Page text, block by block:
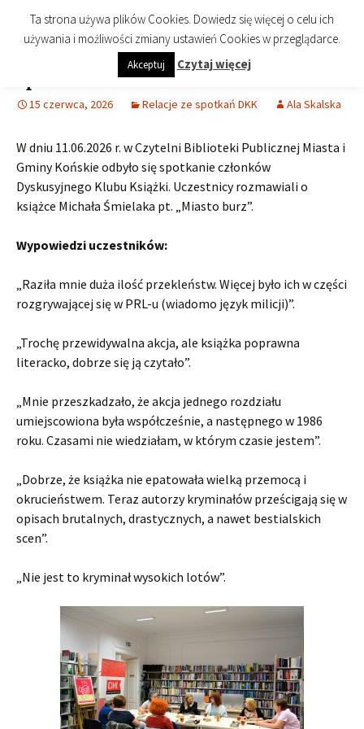
treści
Biblioteka Publiczna Miasta i
Gminy Końskie
imienia Cezarego Chlebowskiego
Menu
Spotkanie DKK – Czerwiec 2026 r.
15 czerwca, 2026 Relacje ze spotkań DKK Ala Skalska
W dniu 11.06.2026 r. w Czytelni Biblioteki Publicznej Miasta i
Gminy Końskie odbyło się spotkanie członków
Dyskusyjnego Klubu Książki. Uczestnicy rozmawiali o
książce Michała Śmielaka pt. „Miasto burz”.
Wypowiedzi uczestników:
„Raziła mnie duża ilość przekleństw. Więcej było ich w części
rozgrywającej się w PRL-u (wiadomo język milicji)”.
„Trochę przewidywalna akcja, ale książka poprawna
literacko, dobrze się ją czytało”.
„Mnie przeszkadzało, że akcja jednego rozdziału
umiejscowiona była współcześnie, a następnego w 1986
roku. Czasami nie wiedziałam, w którym czasie jestem”.
„Dobrze, że książka nie epatowała wielką przemocą i
okrucieństwem. Teraz autorzy kryminałów prześcigają się w
opisach brutalnych, drastycznych, a nawet bestialskich
scen”.
„Nie jest to kryminał wysokich lotów”.
Ta strona używa plików Cookies. Dowiedz się więcej o celu ich
używania i możliwości zmiany ustawień Cookies w przeglądarce.
Akceptuj Czytaj więcej